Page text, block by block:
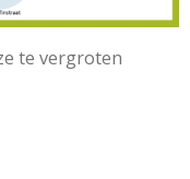
te vergroten